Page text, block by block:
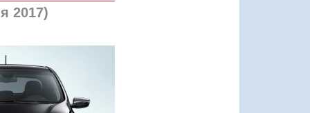
2017)